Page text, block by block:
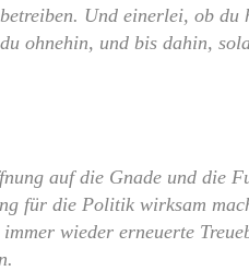
Und einerlei, ob du
ohnehin, und bis dahin,
auf die Gnade und die
für die Politik wirksam
wieder erneuerte